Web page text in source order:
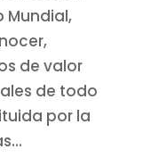
Mundial,
de valor
de todo
por la